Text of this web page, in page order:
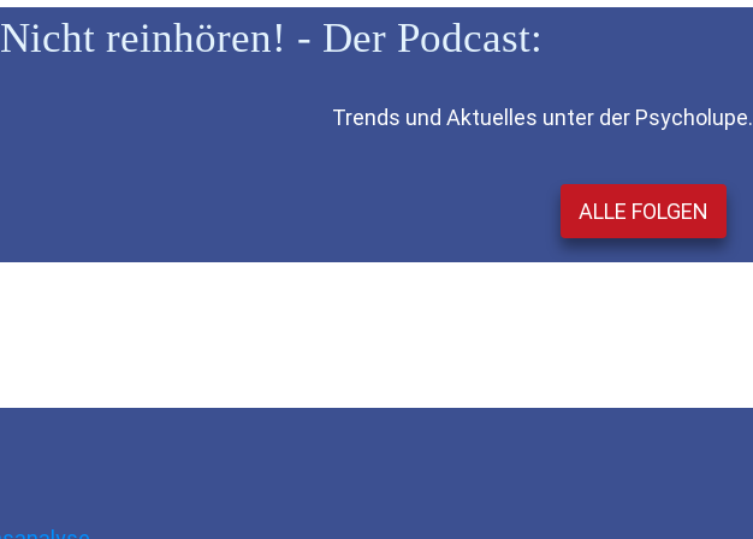
Nicht reinhören! - Der Podcast:
Trends und Aktuelles unter der Psycholupe.
ALLE FOLGEN